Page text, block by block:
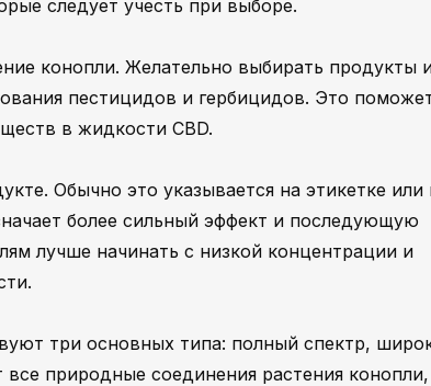
следует учесть при выборе.
конопли. Желательно выбирать продукты
пестицидов и гербицидов. Это
в жидкости CBD.
Обычно это указывается на этикетке или
более сильный эффект и последующую
лучше начинать с низкой концентрации и
три основных типа: полный спектр,
природные соединения растения конопли,